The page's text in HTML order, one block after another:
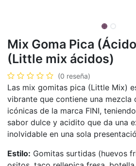
Mix Goma Pica
(Little mix ácidos)
(0 reseña)
Las mix gomitas pica (Little Mix)
vibrante que contiene una mezcla
icónicas de la marca FINI,
sabor dulce y acidito que da una
inolvidable en una sola
Estilo: Gomitas surtidas (huevos